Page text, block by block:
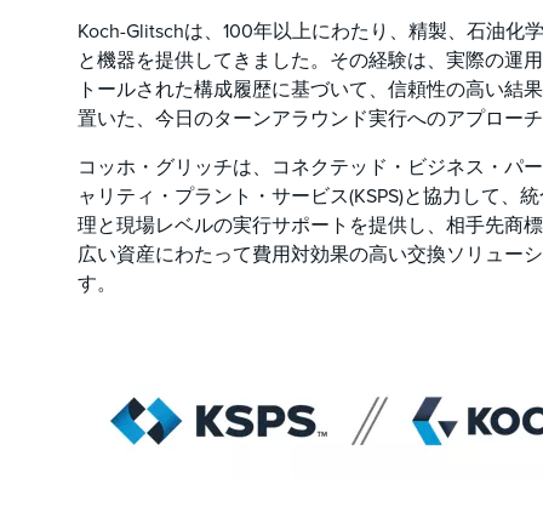
Koch-Glitschは、100年以上にわたり、精製、石油化
と機器を提供してきました。その経験は、実際の運
トールされた構成履歴に基づいて、信頼性の高い結
置いた、今日のターンアラウンド実行へのアプロー
コッホ・グリッチは、コネクテッド・ビジネス・パ
ャリティ・プラント・サービス(KSPS)と協力して、
理と現場レベルの実行サポートを提供し、相手先商
広い資産にわたって費用対効果の高い交換ソリュー
す。